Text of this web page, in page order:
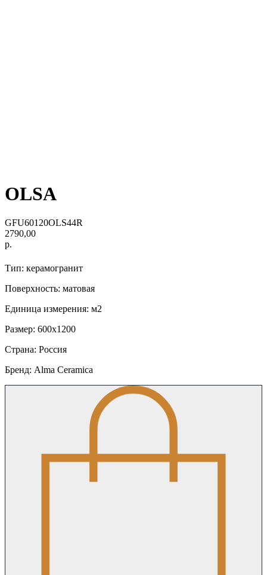
OLSA
GFU60120OLS44R
2790,00
р.
Тип: керамогранит
Поверхность: матовая
Единица измерения: м2
Размер: 600x1200
Страна: Россия
Бренд: Alma Ceramica